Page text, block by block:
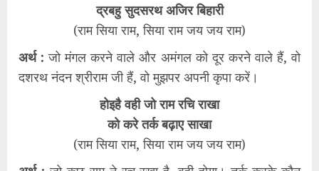
द्रबहु सुदसरथ अजिर बिहारी
(राम सिया राम, सिया राम जय जय राम)
अर्थ : जो मंगल करने वाले और अमंगल को दूर करने वाले हैं, वो
दशरथ नंदन श्रीराम जी हैं, वो मुझपर अपनी कृपा करें।
होइहै वही जो राम रचि राखा
को करे तर्क बढ़ाए साखा
(राम सिया राम, सिया राम जय जय राम)